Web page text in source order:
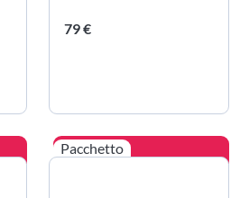
Prezzo intero
79 €
Pacchetto